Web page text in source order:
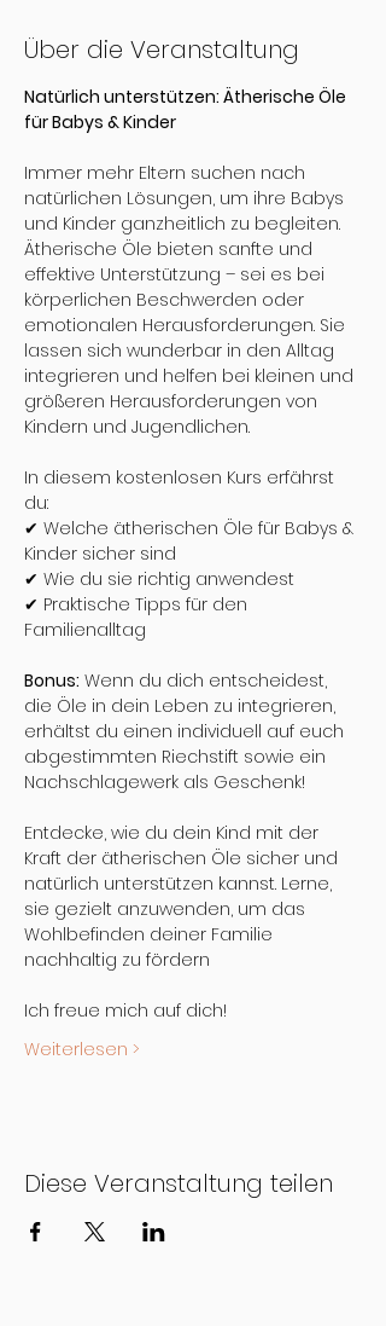
Über die Veranstaltung
Natürlich unterstützen: Ätherische Öle
für Babys & Kinder
Immer mehr Eltern suchen nach
natürlichen Lösungen, um ihre Babys
und Kinder ganzheitlich zu begleiten.
Ätherische Öle bieten sanfte und
effektive Unterstützung – sei es bei
körperlichen Beschwerden oder
emotionalen Herausforderungen. Sie
lassen sich wunderbar in den Alltag
integrieren und helfen bei kleinen und
größeren Herausforderungen von
Kindern und Jugendlichen.
In diesem kostenlosen Kurs erfährst
du:
✔ Welche ätherischen Öle für Babys &
Kinder sicher sind
✔ Wie du sie richtig anwendest
✔ Praktische Tipps für den
Familienalltag
Bonus: Wenn du dich entscheidest,
die Öle in dein Leben zu integrieren,
erhältst du einen individuell auf euch
abgestimmten Riechstift sowie ein
Nachschlagewerk als Geschenk!
Entdecke, wie du dein Kind mit der
Kraft der ätherischen Öle sicher und
natürlich unterstützen kannst. Lerne,
sie gezielt anzuwenden, um das
Wohlbefinden deiner Familie
nachhaltig zu fördern
Ich freue mich auf dich!
Weiterlesen >
Diese Veranstaltung teilen